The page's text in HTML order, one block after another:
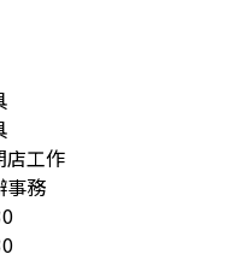
店工作
事務